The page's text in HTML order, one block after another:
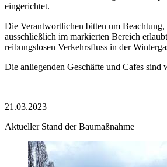
eingerichtet.
Die Verantwortlichen bitten um Beachtung,
ausschließlich im markierten Bereich
reibungslosen Verkehrsfluss in der
Die anliegenden Geschäfte und Cafes sind
21.03.2023
Aktueller Stand der Baumaßnahme